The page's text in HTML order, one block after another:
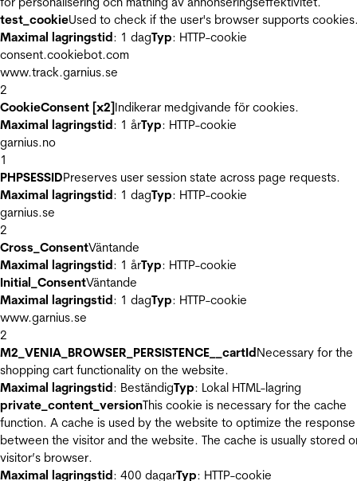
test_cookieUsed to check if the user's browser supports
Maximal lagringstid: 1 dagTyp: HTTP-cookie
consent.cookiebot.com
www.track.garnius.se
2
CookieConsent [x2]Indikerar medgivande för cookies.
Maximal lagringstid: 1 årTyp: HTTP-cookie
garnius.no
1
PHPSESSIDPreserves user session state across page requests.
Maximal lagringstid: 1 dagTyp: HTTP-cookie
garnius.se
2
Cross_ConsentVäntande
Maximal lagringstid: 1 årTyp: HTTP-cookie
Initial_ConsentVäntande
Maximal lagringstid: 1 dagTyp: HTTP-cookie
www.garnius.se
2
M2_VENIA_BROWSER_PERSISTENCE__cartIdNecessary for the
shopping cart functionality on the website.
Maximal lagringstid: BeständigTyp: Lokal HTML-lagring
private_content_versionThis cookie is necessary for the cache
function. A cache is used by the website to optimize the
between the visitor and the website. The cache is usually stored
visitor’s browser.
Maximal lagringstid: 400 dagarTyp: HTTP-cookie